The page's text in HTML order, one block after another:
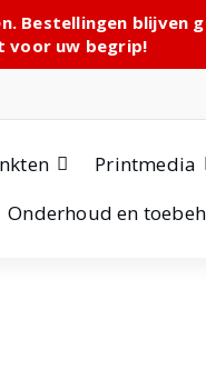
Bestellingen
voor uw begrip!
Printmedia
Onderhoud en